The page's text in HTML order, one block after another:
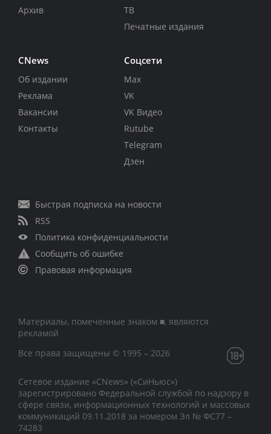
Архив
ТВ
Печатные издания
CNews
Об издании
Реклама
Вакансии
Контакты
Соцсети
Max
VK
VK Видео
Rutube
Telegram
Дзен
Быстрая подписка на новости
RSS
Политика конфиденциальности
Сообщить об ошибке
Правовая информация
Материалы, помеченные знаком ■, являются
рекламой
Все права защищены © 1995 – 2026
Сетевое издание «CNews» («СиНьюс»)
зарегистрировано Федеральной службой по надзору в
сфере связи, информационных технологий и массовых
коммуникаций 09.11.2018 за номером Эл № ФС77 –
74283